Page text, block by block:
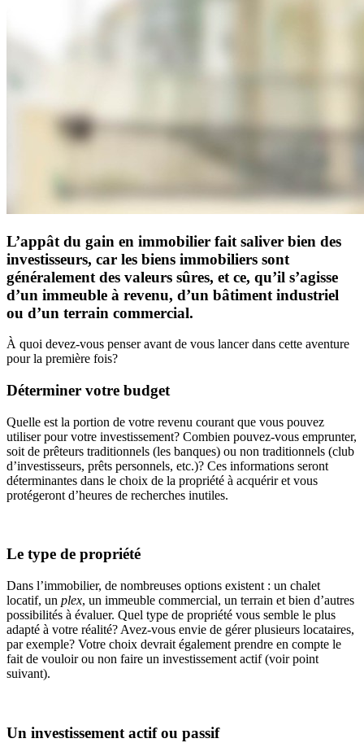
L’appât du gain en immobilier fait saliver bien des
investisseurs, car les biens immobiliers sont
généralement des valeurs sûres, et ce, qu’il s’agisse
d’un immeuble à revenu, d’un bâtiment industriel
ou d’un terrain commercial.
À quoi devez-vous penser avant de vous lancer dans cette aventure
pour la première fois?
Déterminer votre budget
Quelle est la portion de votre revenu courant que vous pouvez
utiliser pour votre investissement? Combien pouvez-vous emprunter,
soit de prêteurs traditionnels (les banques) ou non traditionnels (club
d’investisseurs, prêts personnels, etc.)? Ces informations seront
déterminantes dans le choix de la propriété à acquérir et vous
protégeront d’heures de recherches inutiles.
Le type de propriété
Dans l’immobilier, de nombreuses options existent : un chalet
locatif, un plex, un immeuble commercial, un terrain et bien d’autres
possibilités à évaluer. Quel type de propriété vous semble le plus
adapté à votre réalité? Avez-vous envie de gérer plusieurs locataires,
par exemple? Votre choix devrait également prendre en compte le
fait de vouloir ou non faire un investissement actif (voir point
suivant).
Un investissement actif ou passif